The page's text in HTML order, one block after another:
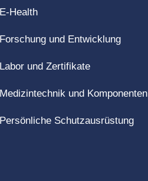
E-Health
Forschung und Entwicklung
Labor und Zertifikate
Medizintechnik und Komponenten
Persönliche Schutzausrüstung